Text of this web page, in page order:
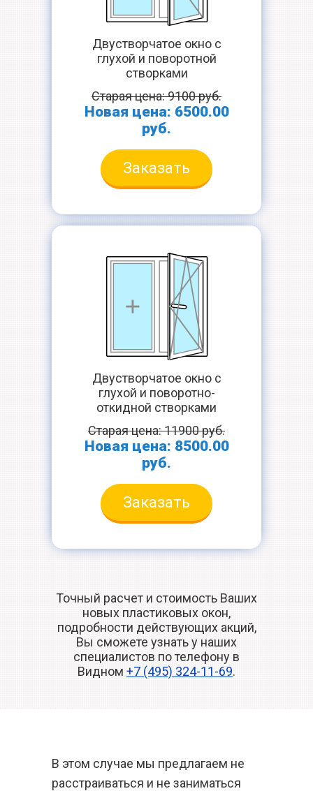
Двустворчатое окно с
глухой и поворотной
створками
Старая цена: 9100 руб.
Новая цена: 6500.00
руб.
Заказать
Двустворчатое окно с
глухой и поворотно-
откидной створками
Старая цена: 11900 руб.
Новая цена: 8500.00
руб.
Заказать
Точный расчет и стоимость Ваших
новых пластиковых окон,
подробности действующих акций,
Вы сможете узнать у наших
специалистов по телефону в
Видном +7 (495) 324-11-69.
В этом случае мы предлагаем не
расстраиваться и не заниматься